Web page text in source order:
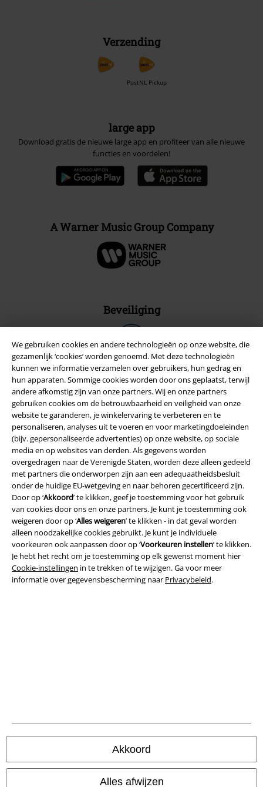
We gebruiken cookies en andere technologieën op onze website, die
gezamenlijk ‘cookies’ worden genoemd. Met deze technologieën
kunnen we informatie verzamelen over gebruikers, hun gedrag en
hun apparaten. Sommige cookies worden door ons geplaatst, terwijl
andere afkomstig zijn van onze partners. Wij en onze partners
gebruiken cookies om de betrouwbaarheid en veiligheid van onze
website te garanderen, je winkelervaring te verbeteren en te
personaliseren, analyses uit te voeren en voor marketingdoeleinden
(bijv. gepersonaliseerde advertenties) op onze website, op sociale
media en op websites van derden. Als gegevens worden
overgedragen naar de Verenigde Staten, worden deze alleen gedeeld
met partners die onderworpen zijn aan een adequaatheidsbesluit
onder de huidige EU-wetgeving en naar behoren gecertificeerd zijn.
Door op ‘Akkoord’ te klikken, geef je toestemming voor het gebruik
van cookies door ons en onze partners. Je kunt je toestemming ook
weigeren door op ‘Alles weigeren’ te klikken - in dat geval worden
alleen noodzakelijke cookies gebruikt. Je kunt je individuele
voorkeuren ook aanpassen door op ‘Voorkeuren instellen’ te klikken.
Je hebt het recht om je toestemming op elk gewenst moment hier
Cookie-instellingen in te trekken of te wijzigen. Ga voor meer
informatie over gegevensbescherming naar Privacybeleid.
Akkoord
Alles afwijzen
Verzending
PostNL Pickup
large app
Download gratis de nieuwe large app en profiteer van alle nieuwe
functies en voordelen!
A Warner Music Group Company
Beveiliging
Legal
Algemene Voorwaarden
Bedrijfsgegevens
Privacyverklaring
Verklaring van conformiteit
Onze online shops